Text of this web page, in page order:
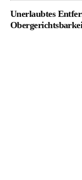
Unerlaubtes